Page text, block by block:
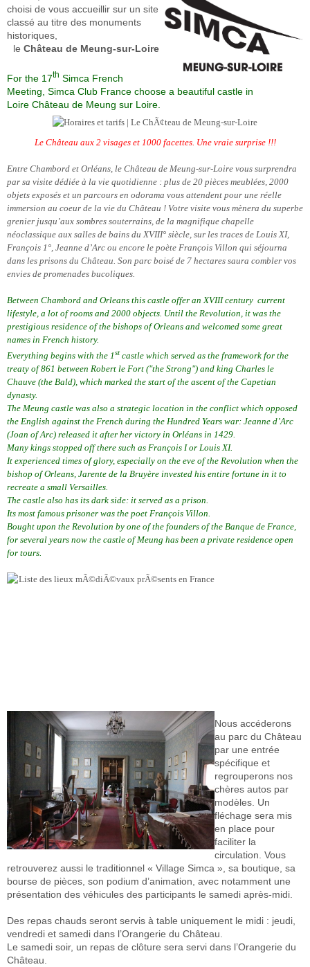
choisi de vous accueillir sur un site
classé au titre des monuments
historiques,
le Château de Meung-sur-Loire
For the 17th Simca French
Meeting, Simca Club France choose a beautiful castle in
Loire Château de Meung sur Loire.
Le Château aux 2 visages et 1000 facettes. Une vraie surprise !!!
Entre Chambord et Orléans, le Château de Meung-sur-Loire vous surprendra
par sa visite dédiée à la vie quotidienne : plus de 20 pièces meublées, 2000
objets exposés et un parcours en odorama vous attendent pour une réelle
immersion au coeur de la vie du Château ! Votre visite vous mènera du superbe
grenier jusqu’aux sombres souterrains, de la magnifique chapelle
néoclassique aux salles de bains du XVIII° siècle, sur les traces de Louis XI,
François 1°, Jeanne d’Arc ou encore le poète François Villon qui séjourna
dans les prisons du Château. Son parc boisé de 7 hectares saura combler vos
envies de promenades bucoliques.
Between Chambord and Orleans this castle offer an XVIII century current
lifestyle, a lot of rooms and 2000 objects. Until the Revolution, it was the
prestigious residence of the bishops of Orleans and welcomed some great
names in French history.
Everything begins with the 1stcastle which served as the framework for the
treaty of 861 between Robert le Fort ("the Strong") and king Charles le
Chauve (the Bald), which marked the start of the ascent of the Capetian
dynasty.
The Meung castle was also a strategic location in the conflict which opposed
the English against the French during the Hundred Years war: Jeanne d’Arc
(Joan of Arc) released it after her victory in Orléans in 1429.
Many kings stopped off there such as François I or Louis XI.
It experienced times of glory, especially on the eve of the Revolution when the
bishop of Orleans, Jarente de la Bruyère invested his entire fortune in it to
recreate a small Versailles.
The castle also has its dark side: it served as a prison.
Its most famous prisoner was the poet François Villon.
Bought upon the Revolution by one of the founders of the Banque de France,
for several years now the castle of Meung has been a private residence open
for tours.
Nous accéderons
au parc du Château
par une entrée
spécifique et
regrouperons nos
chères autos par
modèles. Un
fléchage sera mis
en place pour
faciliter la
circulation. Vous
retrouverez aussi le traditionnel « Village Simca », sa boutique, sa
bourse de pièces, son podium d’animation, avec notamment une
présentation des véhicules des participants le samedi après-midi.
Des repas chauds seront servis à table uniquement le midi : jeudi,
vendredi et samedi dans l’Orangerie du Château.
Le samedi soir, un repas de clôture sera servi dans l’Orangerie du
Château.